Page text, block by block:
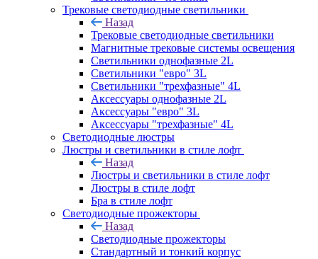
Трековые светодиодные светильники
Назад
Трековые светодиодные светильники
Магнитные трековые системы освещения
Светильники однофазные 2L
Светильники "евро" 3L
Светильники "трехфазные" 4L
Аксессуары однофазные 2L
Аксессуары "евро" 3L
Аксессуары "трехфазные" 4L
Светодиодные люстры
Люстры и светильники в стиле лофт
Назад
Люстры и светильники в стиле лофт
Люстры в стиле лофт
Бра в стиле лофт
Светодиодные прожекторы
Назад
Светодиодные прожекторы
Стандартный и тонкий корпус